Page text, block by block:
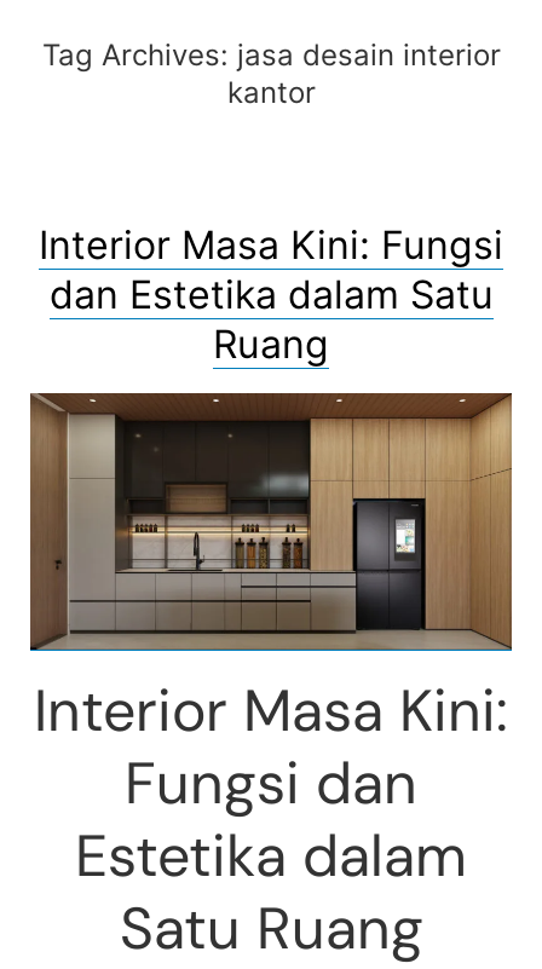
Tag Archives: jasa desain interior
kantor
Interior Masa Kini: Fungsi
dan Estetika dalam Satu
Ruang
Interior Masa Kini:
Fungsi dan
Estetika dalam
Satu Ruang